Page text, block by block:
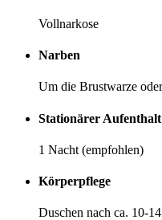
Vollnarkose
Narben
Um die Brustwarze
Stationärer Aufenthalt
1 Nacht (empfohlen)
Körperpflege
Duschen nach ca. 10-